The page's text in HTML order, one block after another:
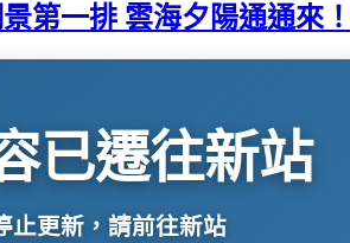
第一排 雲海夕陽通通來
已遷往新站
止更新，請前往新站